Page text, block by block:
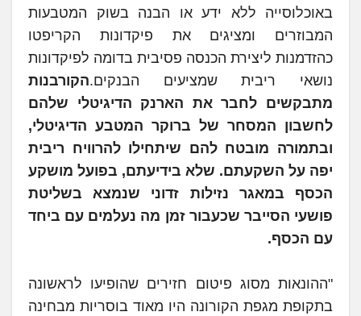
באוכלוסייה ללא ידע או הבנה בשוק המטבעות
המבוזרים ומציגים את פיקדונות הקריפטו
כהזדמנות ליצירת הכנסה פסיבית בדומה לפיקדונות
נושאי ריבית שמציעים הבנקים.הקורבנות
מתבקשים לחבר את הארנק הדיגיטלי שלהם
לחשבון המסחר של ברוקר המטבע הדיגיטלי,
ובתמורה מובטח להם שיתחילו להרוויח ריבית
יפה על השקעתם. שלא בידיעתם, בפועל מושקע
הכסף במאגר נזילות זדוני שנמצא בשליטת
פושעי הסייבר שכעבור זמן מה נעלמים עם ביחד
עם הכסף.
"ההונאות מסוג פיטום חזירים שהופיעו לראשונה
בתקופת מגפת הקורונה היו מאוד בוסריות מבחינה